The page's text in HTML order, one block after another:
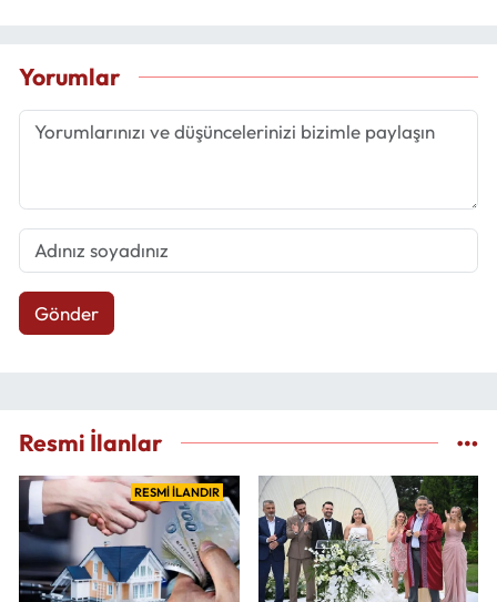
Yorumlar
Gönder
Resmi İlanlar
RESMİ İLANDIR